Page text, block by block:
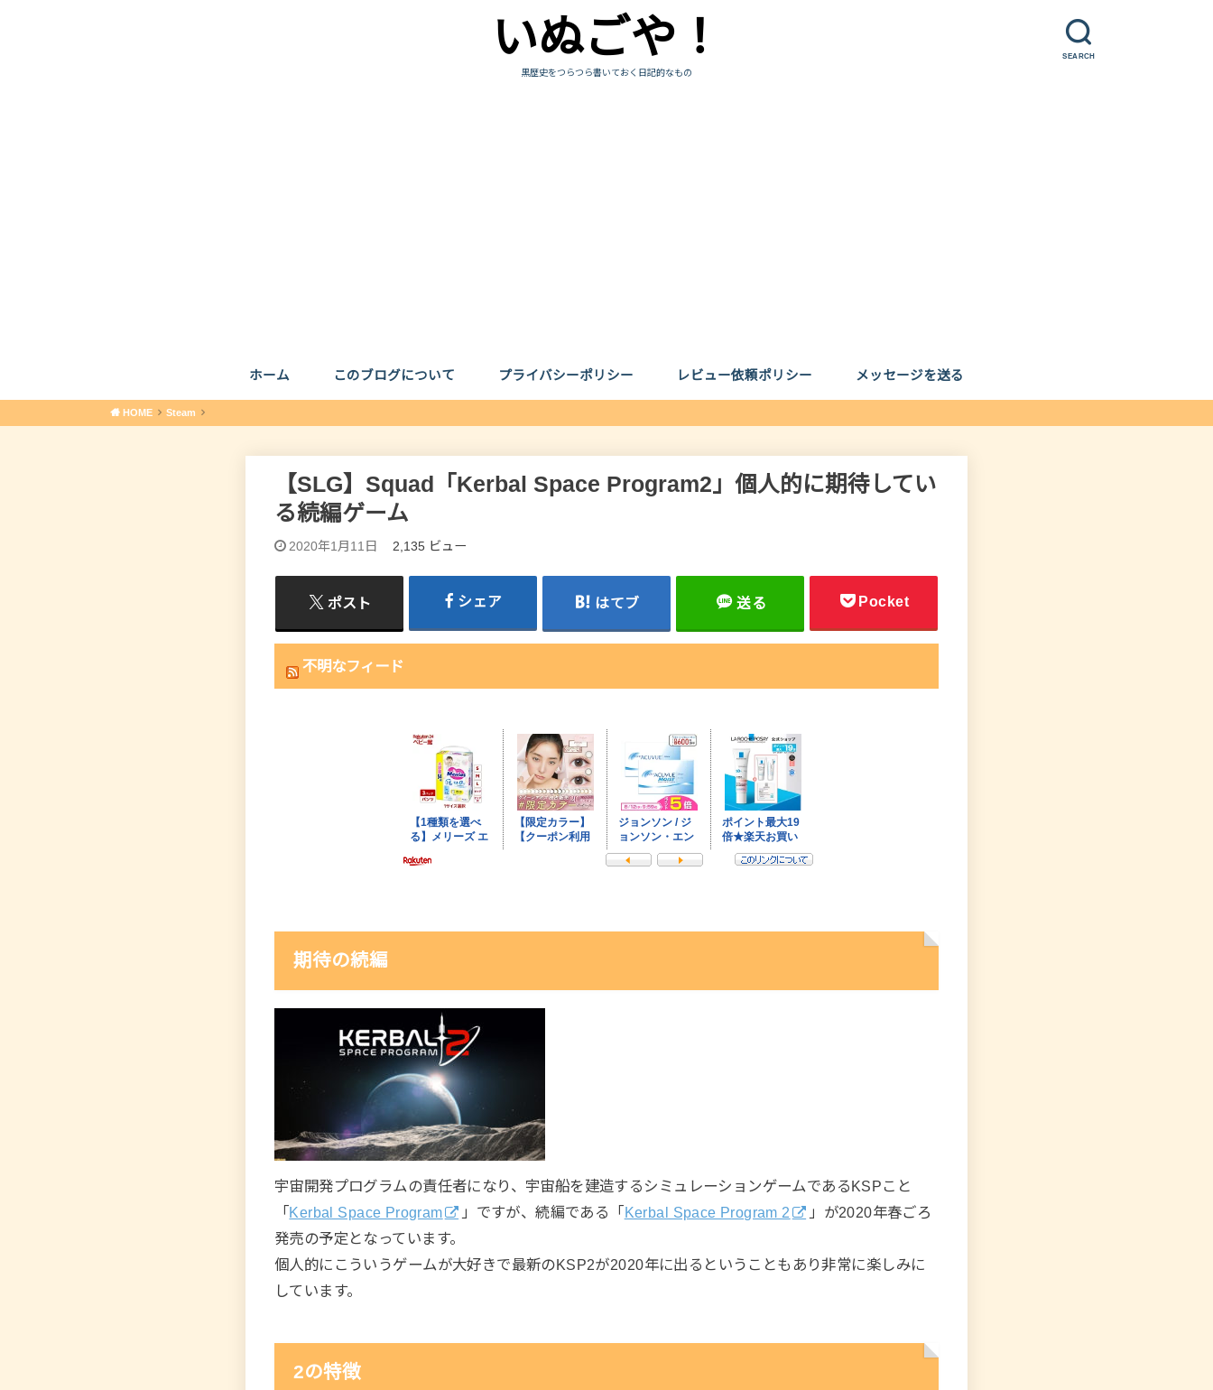
SEARCH
いぬごや！
黒歴史をつらつら書いておく日記的なもの
ホーム このブログについて プライバシーポリシー レビュー依頼ポリシー メッセージを送る
HOME Steam
【SLG】Squad「Kerbal Space Program2」個人的に期待してい
る続編ゲーム
2020年1月11日 2,135 ビュー
ポスト シェア はてブ 送る Pocket
不明なフィード
期待の続編
宇宙開発プログラムの責任者になり、宇宙船を建造するシミュレーションゲームであるKSPこと
「Kerbal Space Program 」ですが、続編である「Kerbal Space Program 2
」が2020年春ごろ
発売の予定となっています。
個人的にこういうゲームが大好きで最新のKSP2が2020年に出るということもあり非常に楽しみに
しています。
2の特徴